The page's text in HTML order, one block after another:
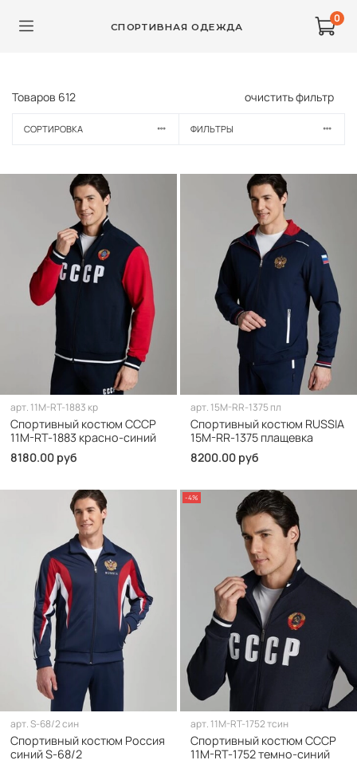
СПОРТИВНАЯ ОДЕЖДА
0
Товаров 612 очистить фильтр
СОРТИРОВКА ФИЛЬТРЫ
арт. 11M-RT-1883 кр
Спортивный костюм СССР
11M-RT-1883 красно-синий
8180.00 руб
арт. 15M-RR-1375 пл
Спортивный костюм RUSSIA
15M-RR-1375 плащевка
8200.00 руб
арт.S-68/2 син
Спортивный костюм Россия
синий S-68/2
-4%
арт. 11M-RT-1752 тсин
Спортивный костюм СССР
11M-RT-1752 темно-синий